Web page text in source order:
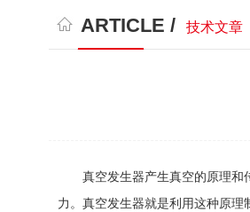
ARTICLE / 技术文章
真空发生器产生真空的原理和传
力。真空发生器就是利用这种原理